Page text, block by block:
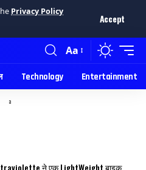
Privacy Policy
Accept
Aa
Technology Entertainment
a